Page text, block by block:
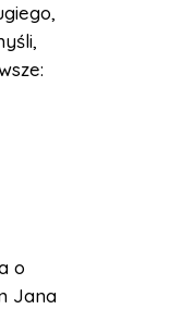
o
Jana